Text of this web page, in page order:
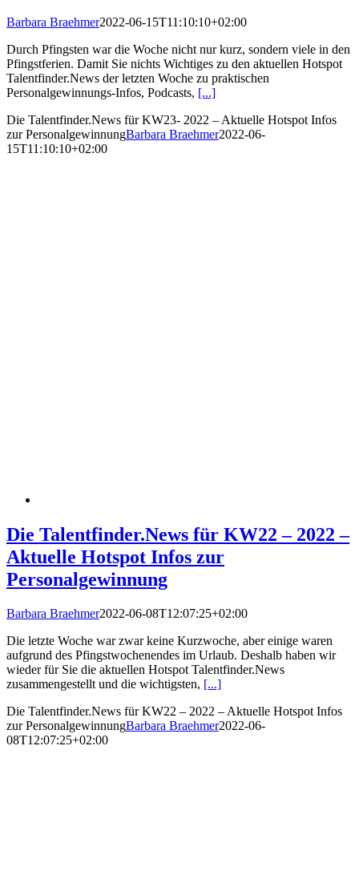
Barbara Braehmer2022-06-15T11:10:10+02:00
Durch Pfingsten war die Woche nicht nur kurz, sondern viele in den
Pfingstferien. Damit Sie nichts Wichtiges zu den aktuellen Hotspot
Talentfinder.News der letzten Woche zu praktischen
Personalgewinnungs-Infos, Podcasts, [...]
Die Talentfinder.News für KW23- 2022 – Aktuelle Hotspot Infos
zur PersonalgewinnungBarbara Braehmer2022-06-
15T11:10:10+02:00
Die Talentfinder.News für KW22 – 2022 –
Aktuelle Hotspot Infos zur
Personalgewinnung
Barbara Braehmer2022-06-08T12:07:25+02:00
Die letzte Woche war zwar keine Kurzwoche, aber einige waren
aufgrund des Pfingstwochenendes im Urlaub. Deshalb haben wir
wieder für Sie die aktuellen Hotspot Talentfinder.News
zusammengestellt und die wichtigsten, [...]
Die Talentfinder.News für KW22 – 2022 – Aktuelle Hotspot Infos
zur PersonalgewinnungBarbara Braehmer2022-06-
08T12:07:25+02:00